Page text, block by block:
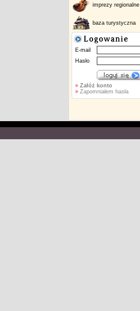
imprezy regionalne
baza turystyczna
E-mail
Hasło
» Załóż konto
»Zapomniałem hasła